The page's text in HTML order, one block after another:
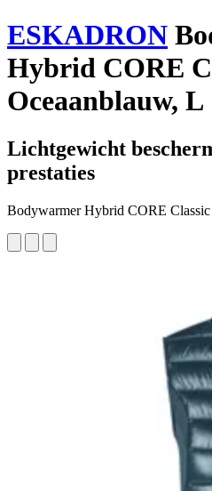
ESKADRON
Hybrid CORE
Oceaanblauw, L
Lichtgewicht
prestaties
Bodywarmer Hybrid CORE Classic